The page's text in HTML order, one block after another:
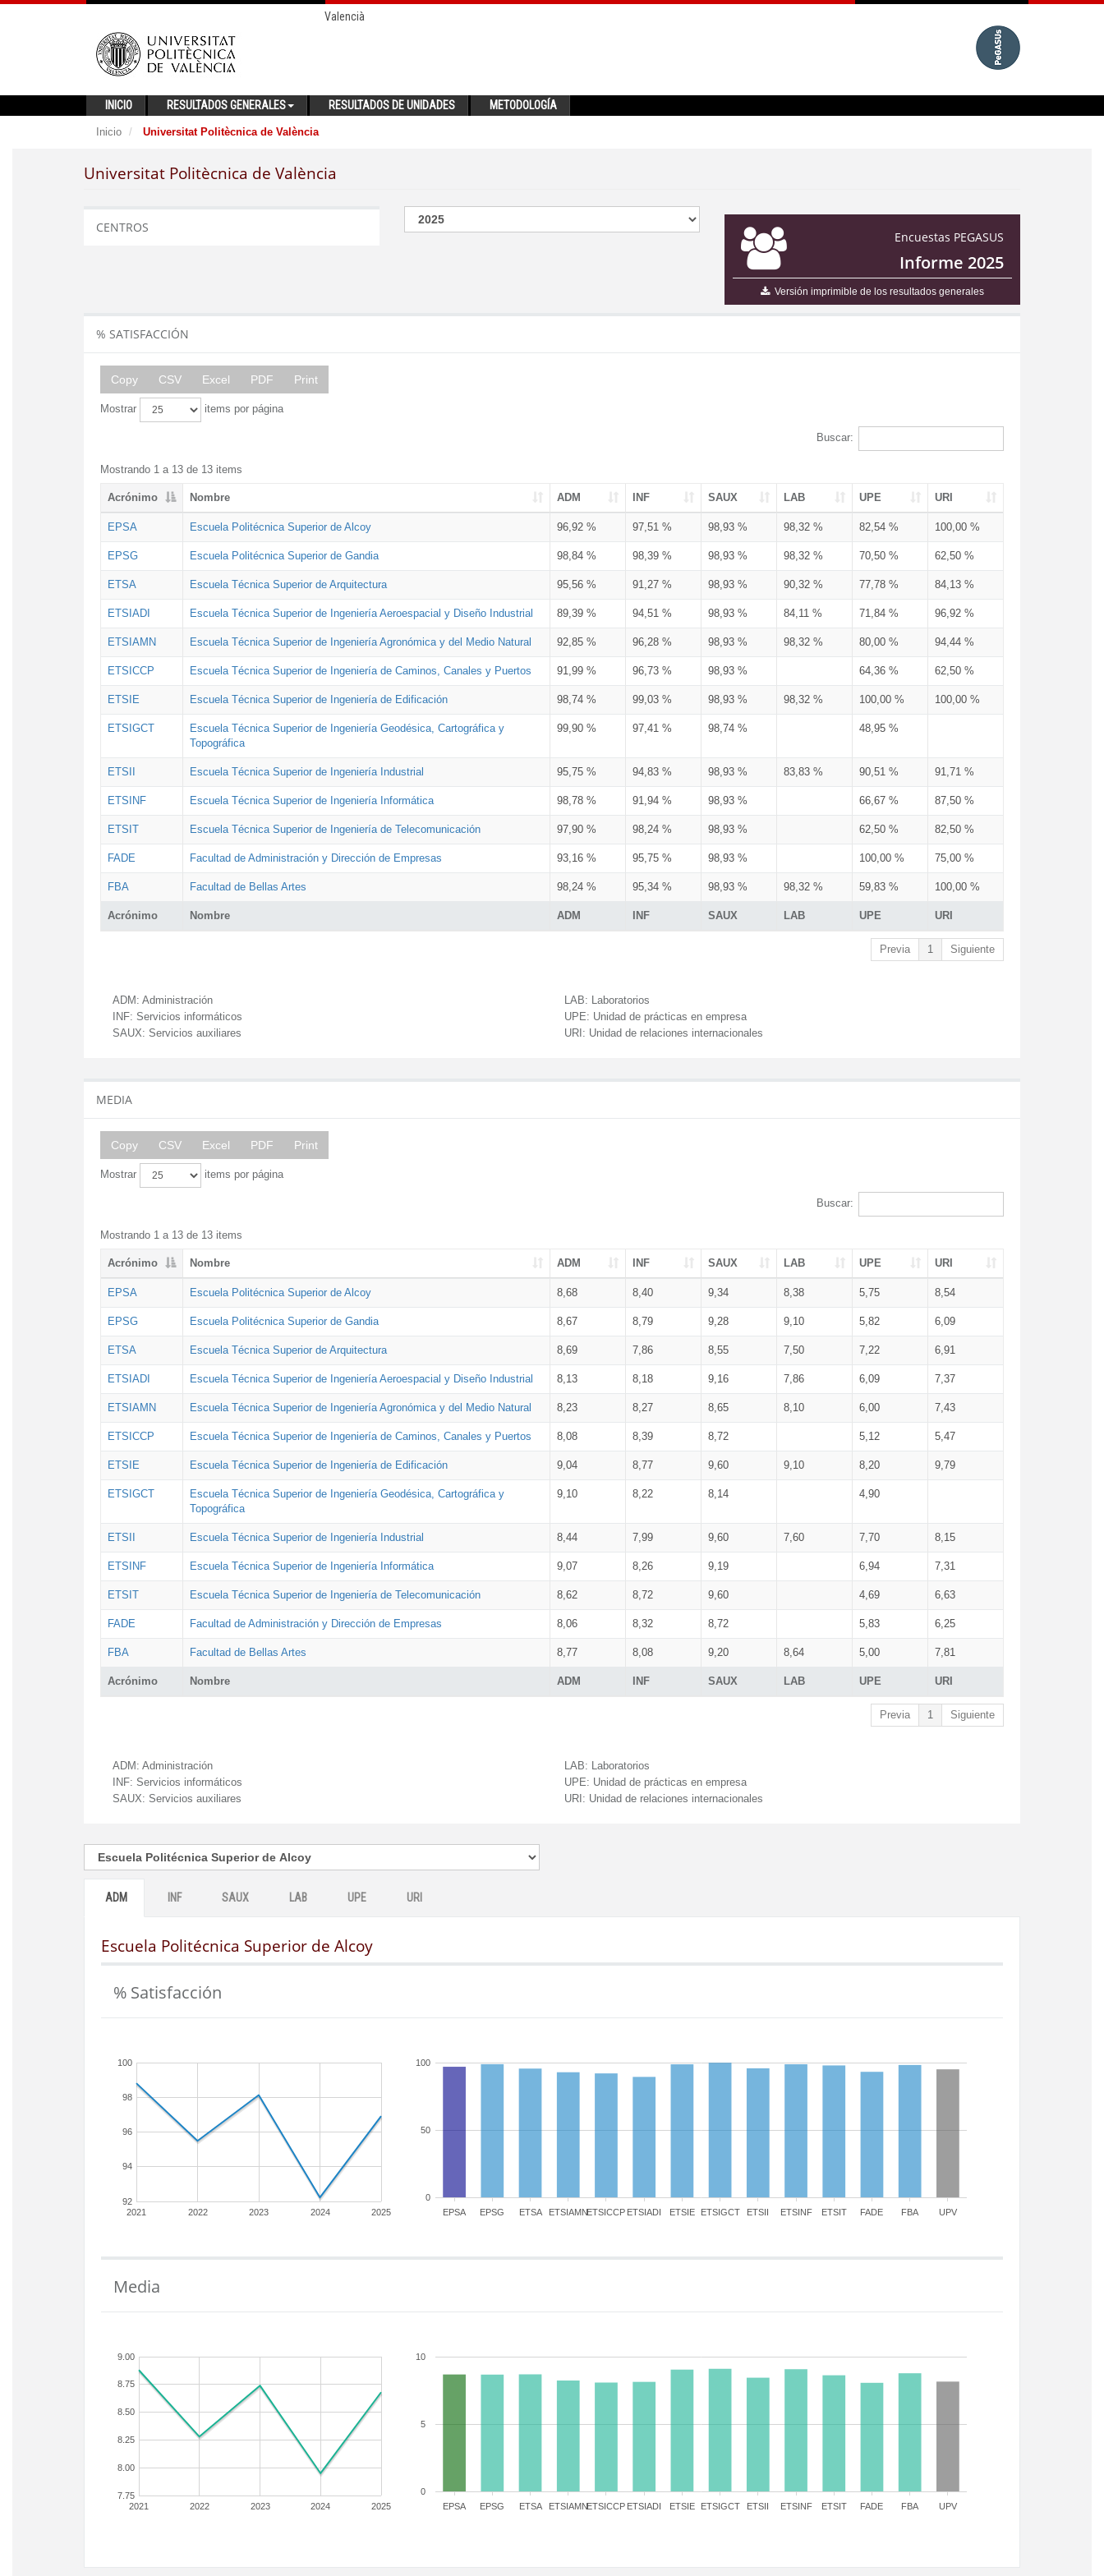
Valencià
INICIO RESULTADOS GENERALES RESULTADOS DE UNIDADES METODOLOGÍA
Inicio Universitat Politècnica de València
Universitat Politècnica de València
Encuestas PEGASUS
Informe 2025
Versión imprimible de los resultados generales
CENTROS
% SATISFACCIÓN
Copy CSV Excel PDF Print
Mostrar items por página
Buscar:
Mostrando 1 a 13 de 13 items
Acrónimo Nombre ADM INF SAUX LAB UPE URI
Acrónimo Nombre ADM INF SAUX LAB UPE URI
EPSA Escuela Politécnica Superior de Alcoy 96,92 % 97,51 % 98,93 % 98,32 % 82,54 % 100,00 %
EPSG Escuela Politécnica Superior de Gandia 98,84 % 98,39 % 98,93 % 98,32 % 70,50 % 62,50 %
ETSA Escuela Técnica Superior de Arquitectura 95,56 % 91,27 % 98,93 % 90,32 % 77,78 % 84,13 %
ETSIADI Escuela Técnica Superior de Ingeniería Aeroespacial y Diseño Industrial 89,39 % 94,51 % 98,93 % 84,11 % 71,84 % 96,92 %
ETSIAMN Escuela Técnica Superior de Ingeniería Agronómica y del Medio Natural 92,85 % 96,28 % 98,93 % 98,32 % 80,00 % 94,44 %
ETSICCP Escuela Técnica Superior de Ingeniería de Caminos, Canales y Puertos 91,99 % 96,73 % 98,93 % 64,36 % 62,50 %
ETSIE Escuela Técnica Superior de Ingeniería de Edificación 98,74 % 99,03 % 98,93 % 98,32 % 100,00 % 100,00 %
ETSIGCT
Escuela Técnica Superior de Ingeniería Geodésica, Cartográfica y
Topográfica
99,90 % 97,41 % 98,74 % 48,95 %
ETSII Escuela Técnica Superior de Ingeniería Industrial 95,75 % 94,83 % 98,93 % 83,83 % 90,51 % 91,71 %
ETSINF Escuela Técnica Superior de Ingeniería Informática 98,78 % 91,94 % 98,93 % 66,67 % 87,50 %
ETSIT Escuela Técnica Superior de Ingeniería de Telecomunicación 97,90 % 98,24 % 98,93 % 62,50 % 82,50 %
FADE Facultad de Administración y Dirección de Empresas 93,16 % 95,75 % 98,93 % 100,00 % 75,00 %
FBA Facultad de Bellas Artes 98,24 % 95,34 % 98,93 % 98,32 % 59,83 % 100,00 %
Previa 1 Siguiente
ADM: Administración
INF: Servicios informáticos
SAUX: Servicios auxiliares
LAB: Laboratorios
UPE: Unidad de prácticas en empresa
URI: Unidad de relaciones internacionales
MEDIA
Copy CSV Excel PDF Print
Mostrar items por página
Buscar:
Mostrando 1 a 13 de 13 items
Acrónimo Nombre ADM INF SAUX LAB UPE URI
Acrónimo Nombre ADM INF SAUX LAB UPE URI
EPSA Escuela Politécnica Superior de Alcoy 8,68 8,40 9,34 8,38 5,75 8,54
EPSG Escuela Politécnica Superior de Gandia 8,67 8,79 9,28 9,10 5,82 6,09
ETSA Escuela Técnica Superior de Arquitectura 8,69 7,86 8,55 7,50 7,22 6,91
ETSIADI Escuela Técnica Superior de Ingeniería Aeroespacial y Diseño Industrial 8,13 8,18 9,16 7,86 6,09 7,37
ETSIAMN Escuela Técnica Superior de Ingeniería Agronómica y del Medio Natural 8,23 8,27 8,65 8,10 6,00 7,43
ETSICCP Escuela Técnica Superior de Ingeniería de Caminos, Canales y Puertos 8,08 8,39 8,72 5,12 5,47
ETSIE Escuela Técnica Superior de Ingeniería de Edificación 9,04 8,77 9,60 9,10 8,20 9,79
ETSIGCT
Escuela Técnica Superior de Ingeniería Geodésica, Cartográfica y
Topográfica
9,10 8,22 8,14 4,90
ETSII Escuela Técnica Superior de Ingeniería Industrial 8,44 7,99 9,60 7,60 7,70 8,15
ETSINF Escuela Técnica Superior de Ingeniería Informática 9,07 8,26 9,19 6,94 7,31
ETSIT Escuela Técnica Superior de Ingeniería de Telecomunicación 8,62 8,72 9,60 4,69 6,63
FADE Facultad de Administración y Dirección de Empresas 8,06 8,32 8,72 5,83 6,25
FBA Facultad de Bellas Artes 8,77 8,08 9,20 8,64 5,00 7,81
Previa 1 Siguiente
ADM: Administración
INF: Servicios informáticos
SAUX: Servicios auxiliares
LAB: Laboratorios
UPE: Unidad de prácticas en empresa
URI: Unidad de relaciones internacionales
ADM INF SAUX LAB UPE URI
Escuela Politécnica Superior de Alcoy
% Satisfacción
2021 2022 2023 2024 2025
92
94
96
98
100
EPSA EPSG ETSA ETSIAMNETSICCP ETSIADI ETSIE ETSIGCT ETSII ETSINF ETSIT FADE FBA UPV
0
50
100
Media
2021 2022 2023 2024 2025
7.75
8.00
8.25
8.50
8.75
9.00
EPSA EPSG ETSA ETSIAMNETSICCP ETSIADI ETSIE ETSIGCT ETSII ETSINF ETSIT FADE FBA UPV
0
5
10